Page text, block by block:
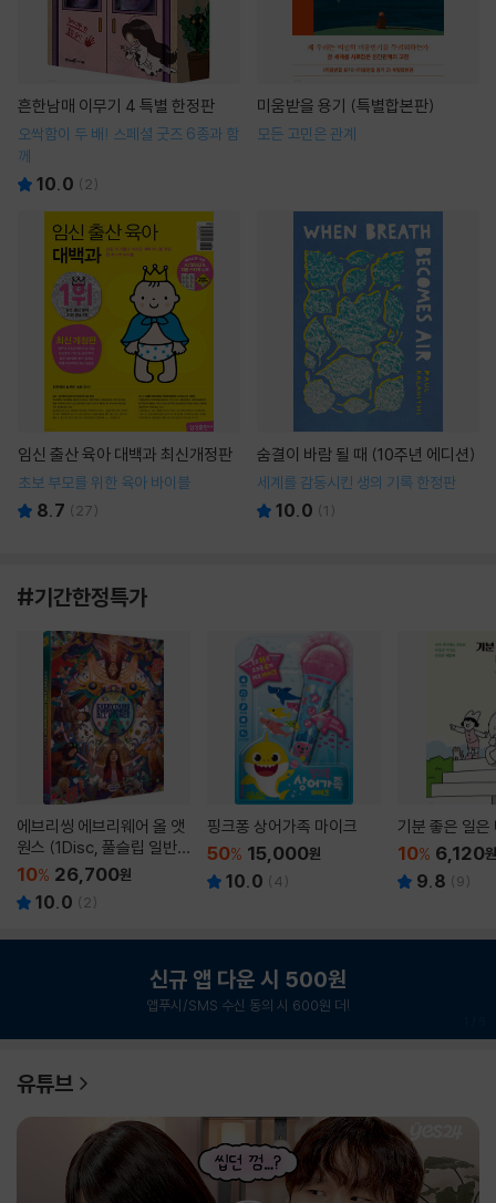
흔한남매 이무기 4 특별 한정판
오싹함이 두 배! 스페셜 굿즈 6종과 함
께
10.0 ( 2)
미움받을 용기 (특별합본판)
모든 고민은 관계
임신 출산 육아 대백과 최신개정판
초보 부모를 위한 육아 바이블
8.7 ( 27)
숨결이 바람 될 때 (10주년 에디션)
세계를 감동시킨 생의 기록 한정판
10.0 (1 )
#기간한정특가
에브리씽 에브리웨어 올 앳
원스 (1Disc, 풀슬립 일반
판) : 블루레이
10% 26,700원
10.0 ( 2)
핑크퐁 상어가족 마이크
50% 15,000원
10.0 (4)
기분 좋은 일은
10% 6,120원
9.8 (9)
신규 앱 다운 시 500원
앱푸시/SMS 수신 동의 시 600원 더!
유튜브